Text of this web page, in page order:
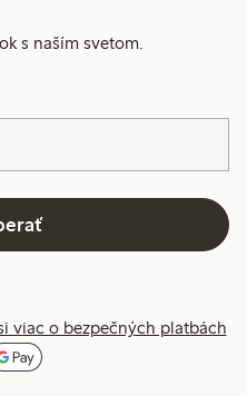
s naším svetom.
viac o bezpečných platbách